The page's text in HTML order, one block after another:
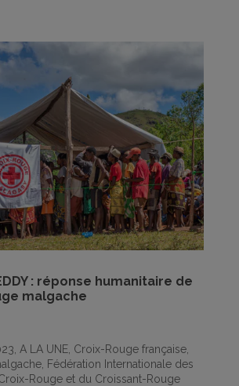
: réponse humanitaire de
malgache
A LA UNE, Croix-Rouge française,
, Fédération Internationale des
Rouge et du Croissant-Rouge